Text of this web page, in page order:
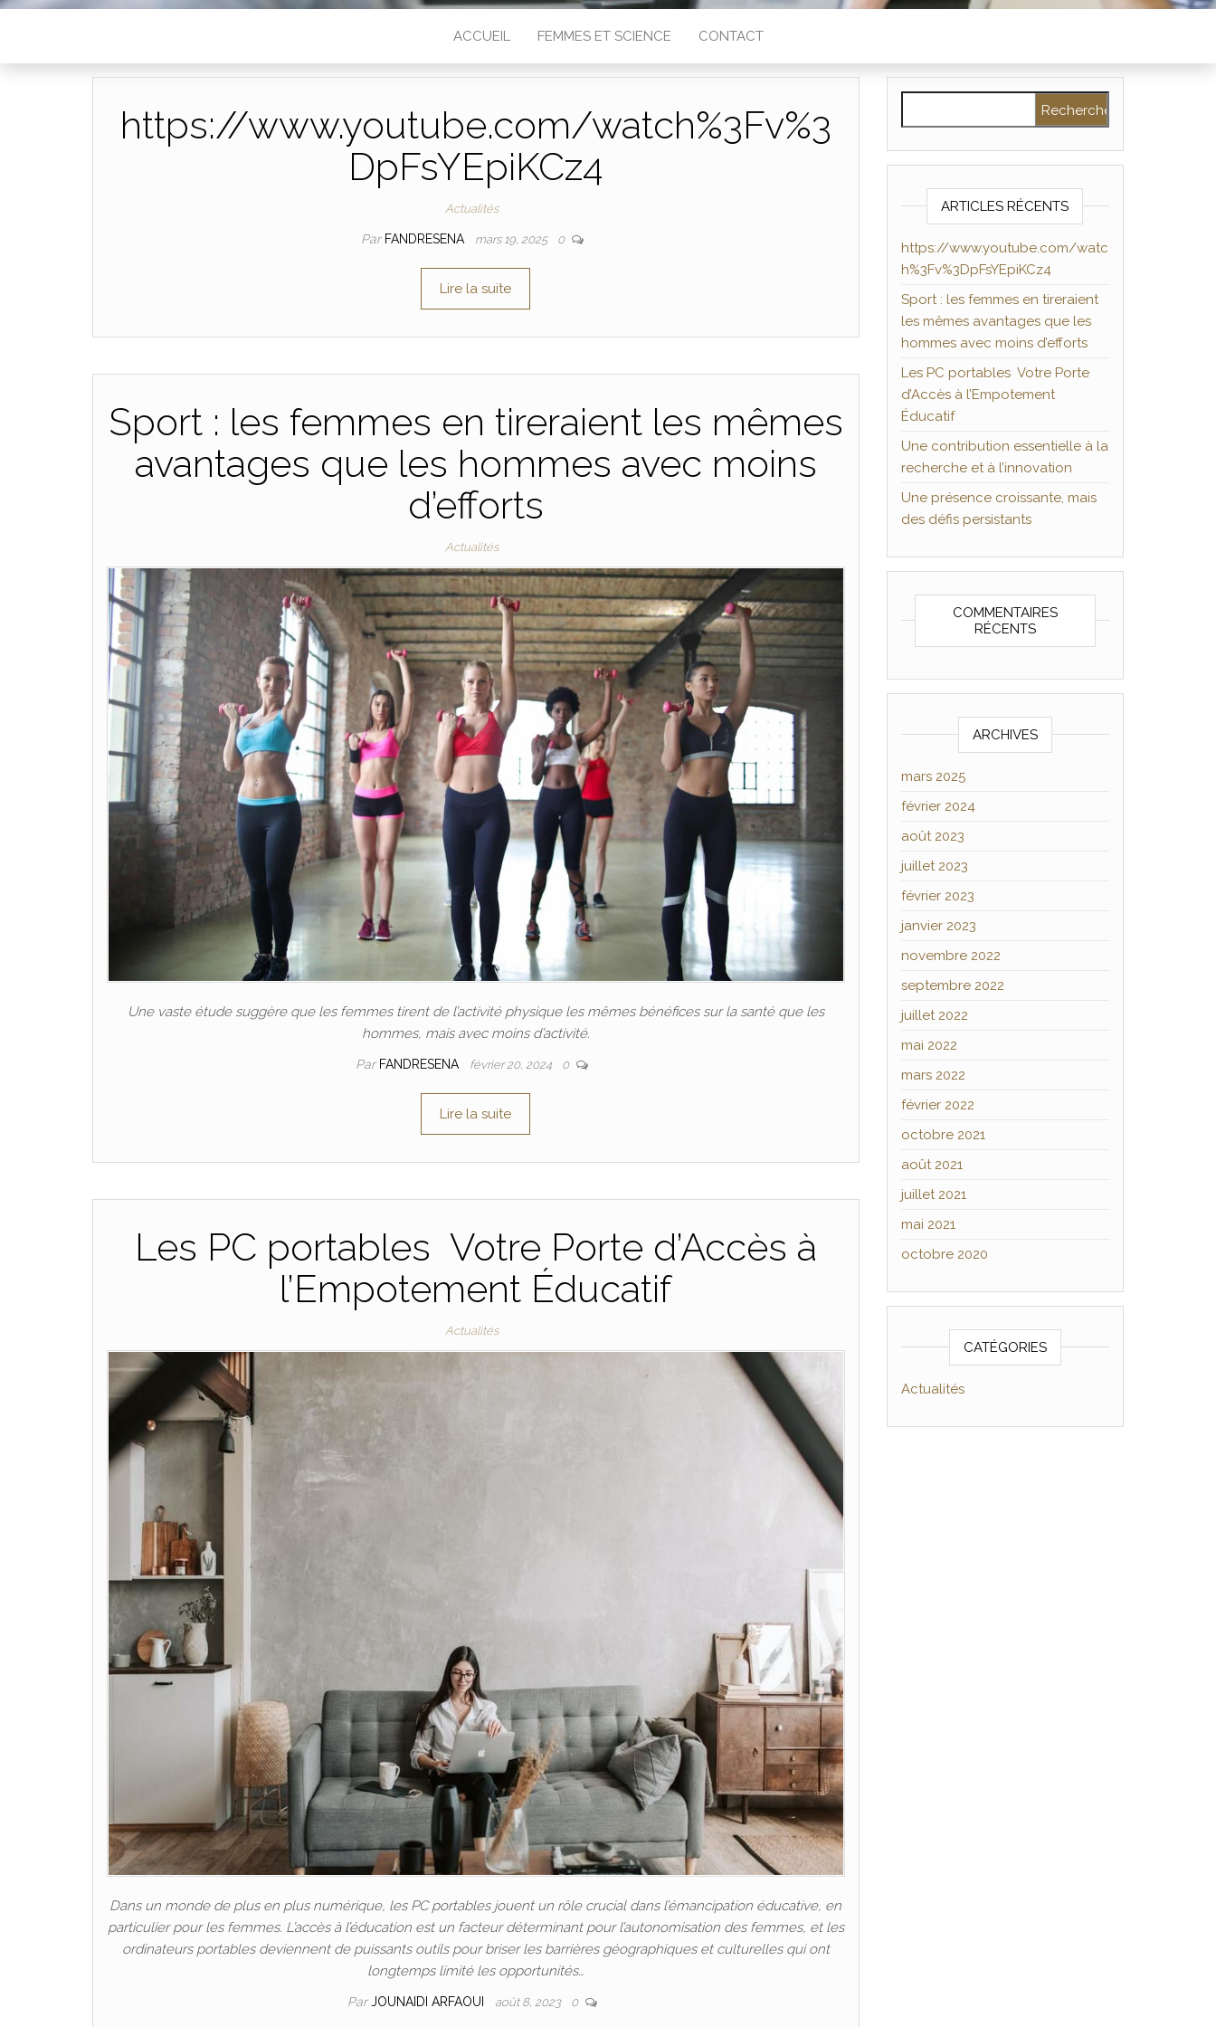
ACCUEIL FEMMES ET SCIENCE CONTACT
https://www.youtube.com/watch%3Fv%3
DpFsYEpiKCz4
Actualités
Par FANDRESENA mars 19, 2025 0
Lire la suite
Sport : les femmes en tireraient les mêmes
avantages que les hommes avec moins
d’efforts
Actualités
Une vaste étude suggère que les femmes tirent de l’activité physique les mêmes bénéfices sur la santé que les
hommes, mais avec moins d’activité.
Par FANDRESENA février 20, 2024 0
Lire la suite
Les PC portables Votre Porte d’Accès à
l’Empotement Éducatif
Actualités
Dans un monde de plus en plus numérique, les PC portables jouent un rôle crucial dans l’émancipation éducative, en
particulier pour les femmes. L’accès à l’éducation est un facteur déterminant pour l’autonomisation des femmes, et les
ordinateurs portables deviennent de puissants outils pour briser les barrières géographiques et culturelles qui ont
longtemps limité les opportunités…
ParJOUNAIDI ARFAOUI août 8, 2023 0
ARTICLES RÉCENTS
https://www.youtube.com/watc
h%3Fv%3DpFsYEpiKCz4
Sport : les femmes en tireraient
les mêmes avantages que les
hommes avec moins d’efforts
Les PC portables Votre Porte
d’Accès à l’Empotement
Éducatif
Une contribution essentielle à la
recherche et à l’innovation
Une présence croissante, mais
des défis persistants
COMMENTAIRES
RÉCENTS
ARCHIVES
mars 2025
février 2024
août 2023
juillet 2023
février 2023
janvier 2023
novembre 2022
septembre 2022
juillet 2022
mai 2022
mars 2022
février 2022
octobre 2021
août 2021
juillet 2021
mai 2021
octobre 2020
CATÉGORIES
Actualités